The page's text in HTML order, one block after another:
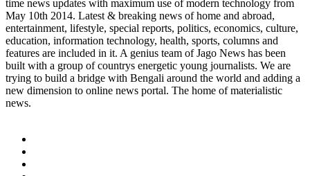
time news updates with maximum use of modern technology from
May 10th 2014. Latest & breaking news of home and abroad,
entertainment, lifestyle, special reports, politics, economics, culture,
education, information technology, health, sports, columns and
features are included in it. A genius team of Jago News has been
built with a group of countrys energetic young journalists. We are
trying to build a bridge with Bengali around the world and adding a
new dimension to online news portal. The home of materialistic
news.